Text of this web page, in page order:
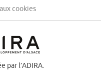
cookies
par l’ADIRA.